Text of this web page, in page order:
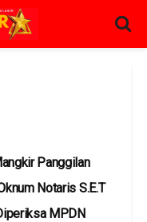
Panggilan
Notaris S.E.T
MPDN